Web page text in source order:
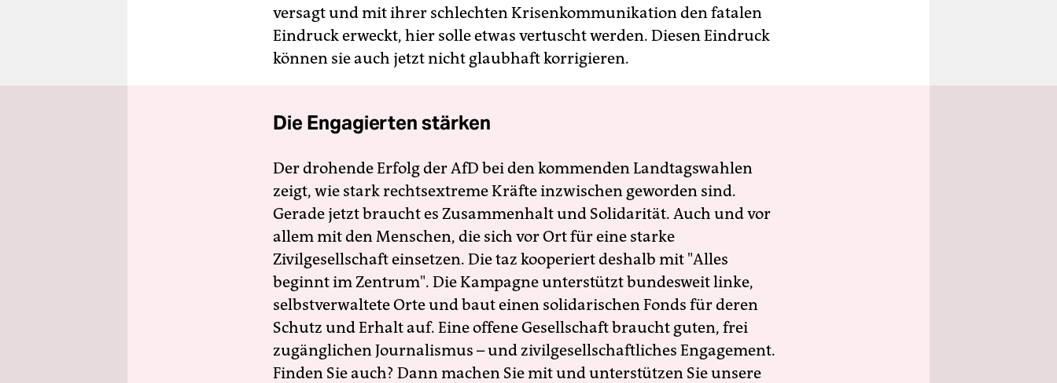
versagt und mit ihrer schlechten Krisenkommunikation den fatalen
Eindruck erweckt, hier solle etwas vertuscht werden. Diesen Eindruck
können sie auch jetzt nicht glaubhaft korrigieren.
Die Engagierten stärken
Der drohende Erfolg der AfD bei den kommenden Landtagswahlen
zeigt, wie stark rechtsextreme Kräfte inzwischen geworden sind.
Gerade jetzt braucht es Zusammenhalt und Solidarität. Auch und vor
allem mit den Menschen, die sich vor Ort für eine starke
Zivilgesellschaft einsetzen. Die taz kooperiert deshalb mit "Alles
beginnt im Zentrum". Die Kampagne unterstützt bundesweit linke,
selbstverwaltete Orte und baut einen solidarischen Fonds für deren
Schutz und Erhalt auf. Eine offene Gesellschaft braucht guten, frei
zugänglichen Journalismus – und zivilgesellschaftliches Engagement.
Finden Sie auch? Dann machen Sie mit und unterstützen Sie unsere